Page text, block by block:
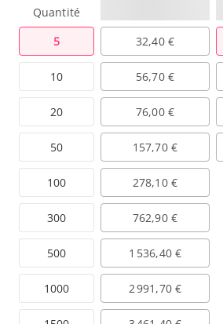
Quantité
5
10
20
50
100
300
500
1000
32,40 €
56,70 €
76,00 €
157,70 €
278,10 €
762,90 €
1 536,40 €
2 991,70 €